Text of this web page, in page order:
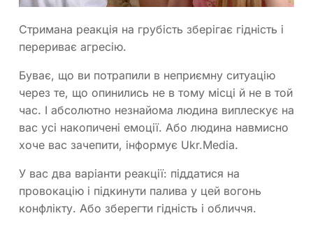
Стримана реакція на грубість зберігає гідність і
перериває агресію.
Буває, що ви потрапили в неприємну ситуацію
через те, що опинились не в тому місці й не в той
час. І абсолютно незнайома людина виплескує на
вас усі накопичені емоції. Або людина навмисно
хоче вас зачепити, інформує Ukr.Media.
У вас два варіанти реакції: піддатися на
провокацію і підкинути палива у цей вогонь
конфлікту. Або зберегти гідність і обличчя.